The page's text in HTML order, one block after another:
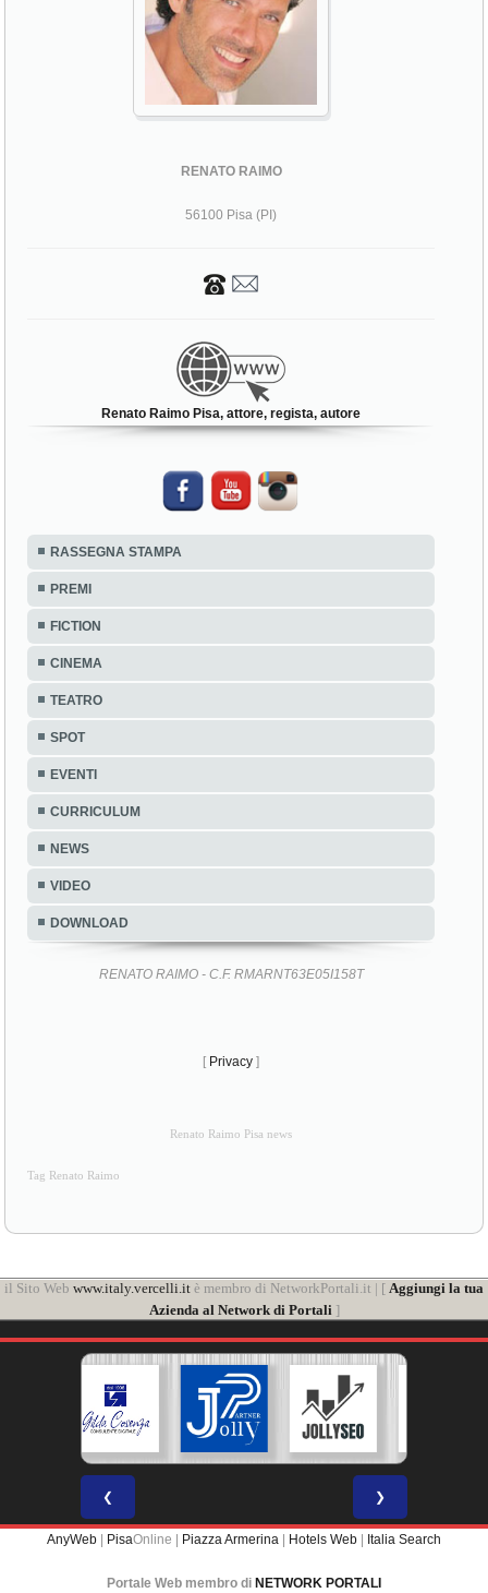
RENATO RAIMO
56100 Pisa (PI)
Renato Raimo Pisa, attore, regista, autore
RASSEGNA STAMPA
PREMI
FICTION
CINEMA
TEATRO
SPOT
EVENTI
CURRICULUM
NEWS
VIDEO
DOWNLOAD
RENATO RAIMO - C.F. RMARNT63E05I158T
[ Privacy ]
Renato Raimo Pisa news
Tag Renato Raimo
il Sito Web www.italy.vercelli.it è membro di NetworkPortali.it | [ Aggiungi la tua
Azienda al Network di Portali]
❮ ❯
AnyWeb PisaOnline | Piazza Armerina Hotels Web Italia Search
Portale Web membro di NETWORK PORTALI